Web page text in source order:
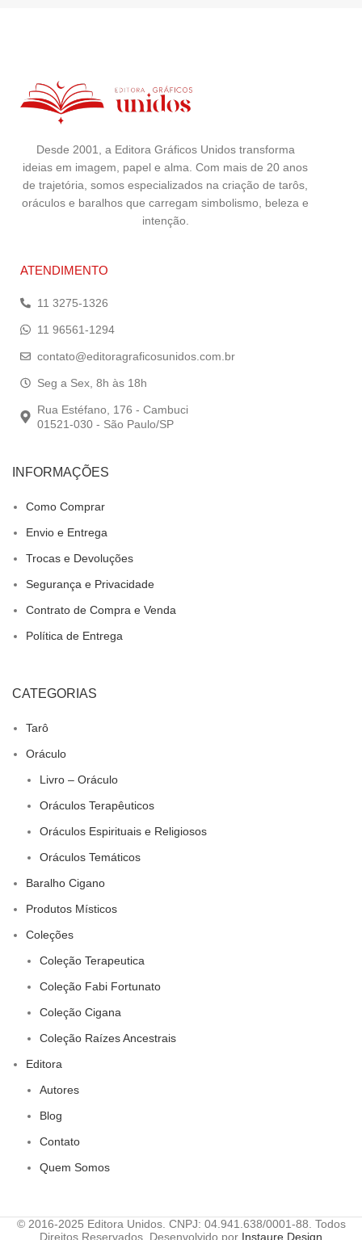
Desde 2001, a Editora Gráficos Unidos transforma
ideias em imagem, papel e alma. Com mais de 20 anos
de trajetória, somos especializados na criação de tarôs,
oráculos e baralhos que carregam simbolismo, beleza e
intenção.
ATENDIMENTO
11 3275-1326
11 96561-1294
contato@editoragraficosunidos.com.br
Seg a Sex, 8h às 18h
Rua Estéfano, 176 - Cambuci
01521-030 - São Paulo/SP
INFORMAÇÕES
Como Comprar
Envio e Entrega
Trocas e Devoluções
Segurança e Privacidade
Contrato de Compra e Venda
Política de Entrega
CATEGORIAS
Tarô
Oráculo
Livro – Oráculo
Oráculos Terapêuticos
Oráculos Espirituais e Religiosos
Oráculos Temáticos
Baralho Cigano
Produtos Místicos
Coleções
Coleção Terapeutica
Coleção Fabi Fortunato
Coleção Cigana
Coleção Raízes Ancestrais
Editora
Autores
Blog
Contato
Quem Somos
© 2016-2025 Editora Unidos. CNPJ: 04.941.638/0001-88. Todos
Direitos Reservados. Desenvolvido por Instaure Design